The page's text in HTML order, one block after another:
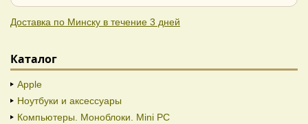
Доставка по Минску в течение 3 дней
Каталог
Apple
Ноутбуки и аксессуары
Компьютеры. Моноблоки. Mini PC